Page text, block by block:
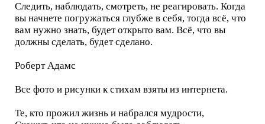
Следить, наблюдать, смотреть, не реагировать. Когда
вы начнете погружаться глубже в себя, тогда всё, что
вам нужно знать, будет открыто вам. Всё, что вы
должны сделать, будет сделано.
Роберт Адамс
Все фото и рисунки к стихам взяты из интернета.
Те, кто прожил жизнь и набрался мудрости,